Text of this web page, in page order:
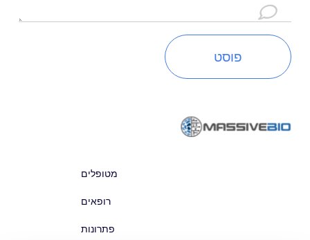
היכנס
עברית
מטופלים
רופאים
פתרונות